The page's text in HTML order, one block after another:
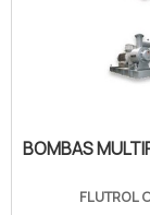
BOMBAS
FLUTROL